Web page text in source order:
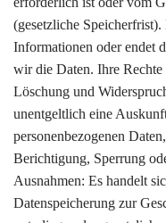
(gesetzliche
Informationen oder endet
wir die Daten. Ihre
Löschung und
unentgeltlich eine
personenbezogenen
Berichtigung, Sperrung
Ausnahmen: Es handelt
Datenspeicherung zur